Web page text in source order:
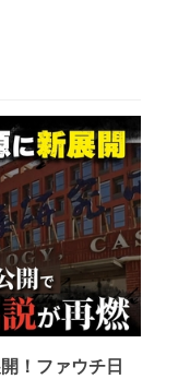
！ファウチ日